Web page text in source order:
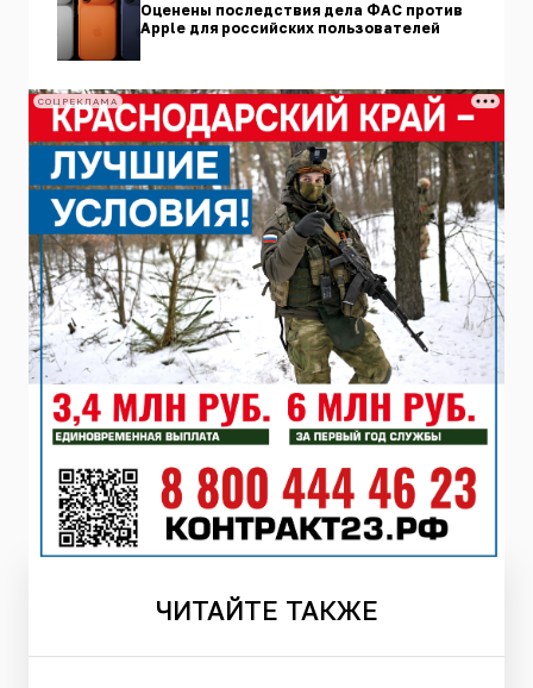
Оценены последствия дела ФАС против
Apple для российских пользователей
СОЦРЕКЛАМА
ЧИТАЙТЕ ТАКЖЕ